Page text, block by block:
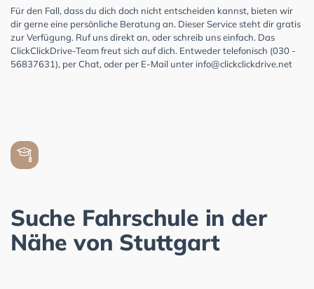
Für den Fall, dass du dich doch nicht entscheiden kannst, bieten wir
dir gerne eine persönliche Beratung an. Dieser Service steht dir gratis
zur Verfügung. Ruf uns direkt an, oder schreib uns einfach. Das
ClickClickDrive-Team freut sich auf dich. Entweder telefonisch (030 -
56837631), per Chat, oder per E-Mail unter info@clickclickdrive.net
Suche Fahrschule in der
Nähe von Stuttgart